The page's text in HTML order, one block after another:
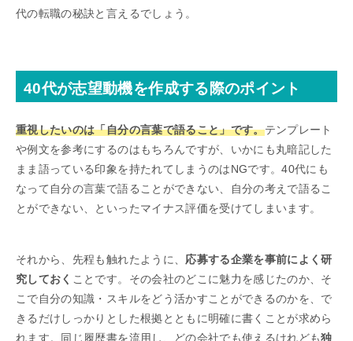
代の転職の秘訣と言えるでしょう。
40代が志望動機を作成する際のポイント
重視したいのは「自分の言葉で語ること」です。テンプレート
や例文を参考にするのはもちろんですが、いかにも丸暗記した
まま語っている印象を持たれてしまうのはNGです。40代にも
なって自分の言葉で語ることができない、自分の考えで語るこ
とができない、といったマイナス評価を受けてしまいます。
それから、先程も触れたように、 応募する企業を事前によく研
究しておく ことです。その会社のどこに魅力を感じたのか、そ
こで自分の知識・スキルをどう活かすことができるのかを、で
きるだけしっかりとした根拠とともに明確に書くことが求めら
れます。同じ履歴書を流用し、どの会社でも使えるけれども独